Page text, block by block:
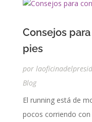
Consejos
pies
por
Blog
El running está de
pocos corriendo